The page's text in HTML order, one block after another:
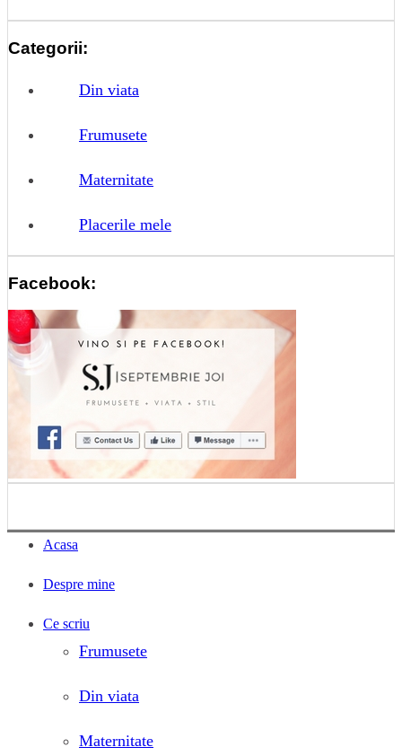
Categorii:
Din viata
Frumusete
Maternitate
Placerile mele
Facebook:
Acasa
Despre mine
Ce scriu
Frumusete
Din viata
Maternitate